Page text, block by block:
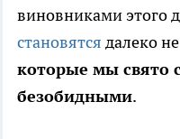
виновниками этого
становятся далеко
которые мы свято
безобидными.